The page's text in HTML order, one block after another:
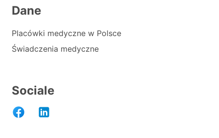
Dane
Placówki medyczne w Polsce
Świadczenia medyczne
Sociale